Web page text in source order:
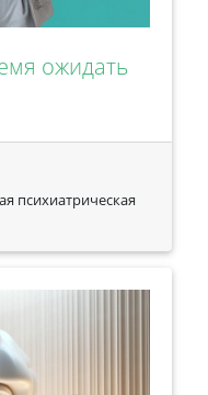
ожидать
психиатрическая